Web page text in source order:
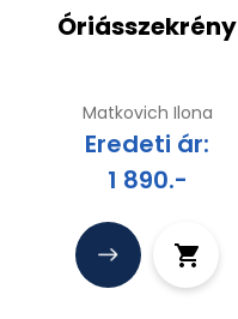
Óriásszekrény
Matkovich Ilona
Eredeti ár:
1 890.-